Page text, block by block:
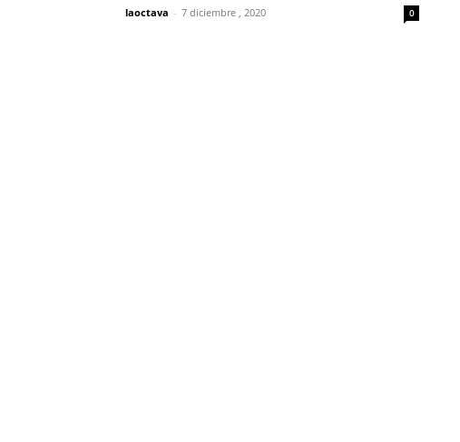
laoctava - 7 diciembre , 2020 0